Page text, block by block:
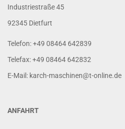
Industriestraße 45
92345 Dietfurt
Telefon: +49 08464 642839
Telefax: +49 08464 642832
E-Mail: karch-maschinen@t-online.de
ANFAHRT